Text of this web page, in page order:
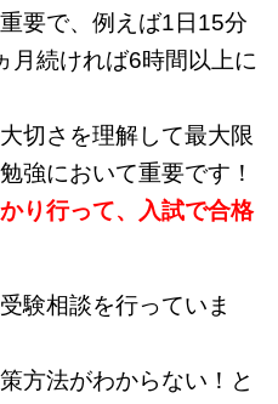
要で、例えば1日15分
月続ければ6時間以上に
切さを理解して最大限
強において重要です！
り行って、入試で合格
験相談を行っていま
方法がわからない！と